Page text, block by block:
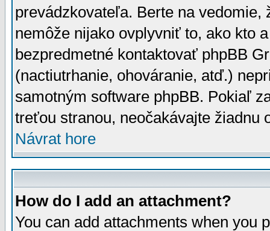
prevádzkovateľa. Berte na vedomie,
nemôže nijako ovplyvniť to, ako kto
bezpredmetné kontaktovať phpBB
(nactiutrhanie, ohováranie, atď.)
samotným software phpBB. Pokiaľ
treťou stranou, neočakávajte žiadnu
Návrat hore
How do I add an attachment?
You can add attachments when you